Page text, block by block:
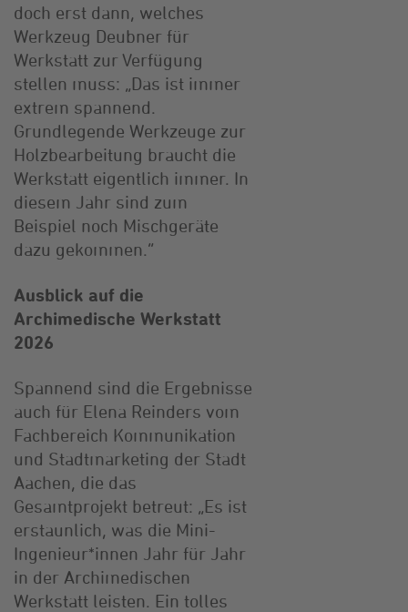
doch erst dann, welches
Werkzeug Deubner für
Werkstatt zur Verfügung
stellen muss: „Das ist immer
extrem spannend.
Grundlegende Werkzeuge zur
Holzbearbeitung braucht die
Werkstatt eigentlich immer. In
diesem Jahr sind zum
Beispiel noch Mischgeräte
dazu gekommen.“
Ausblick auf die
Archimedische Werkstatt
2026
Spannend sind die Ergebnisse
auch für Elena Reinders vom
Fachbereich Kommunikation
und Stadtmarketing der Stadt
Aachen, die das
Gesamtprojekt betreut: „Es ist
erstaunlich, was die Mini-
Ingenieur*innen Jahr für Jahr
in der Archimedischen
Werkstatt leisten. Ein tolles